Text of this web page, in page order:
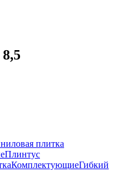
плитка
Плинтус
КомплектующиеГибкий